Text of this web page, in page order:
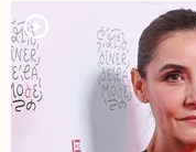
player2